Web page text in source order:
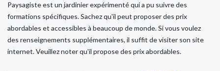
Paysagiste est un jardinier expérimenté qui a pu suivre des
formations spécifiques. Sachez qu'il peut proposer des prix
abordables et accessibles à beaucoup de monde. Si vous voulez
des renseignements supplémentaires, il suffit de visiter son site
internet. Veuillez noter qu'il propose des prix abordables.